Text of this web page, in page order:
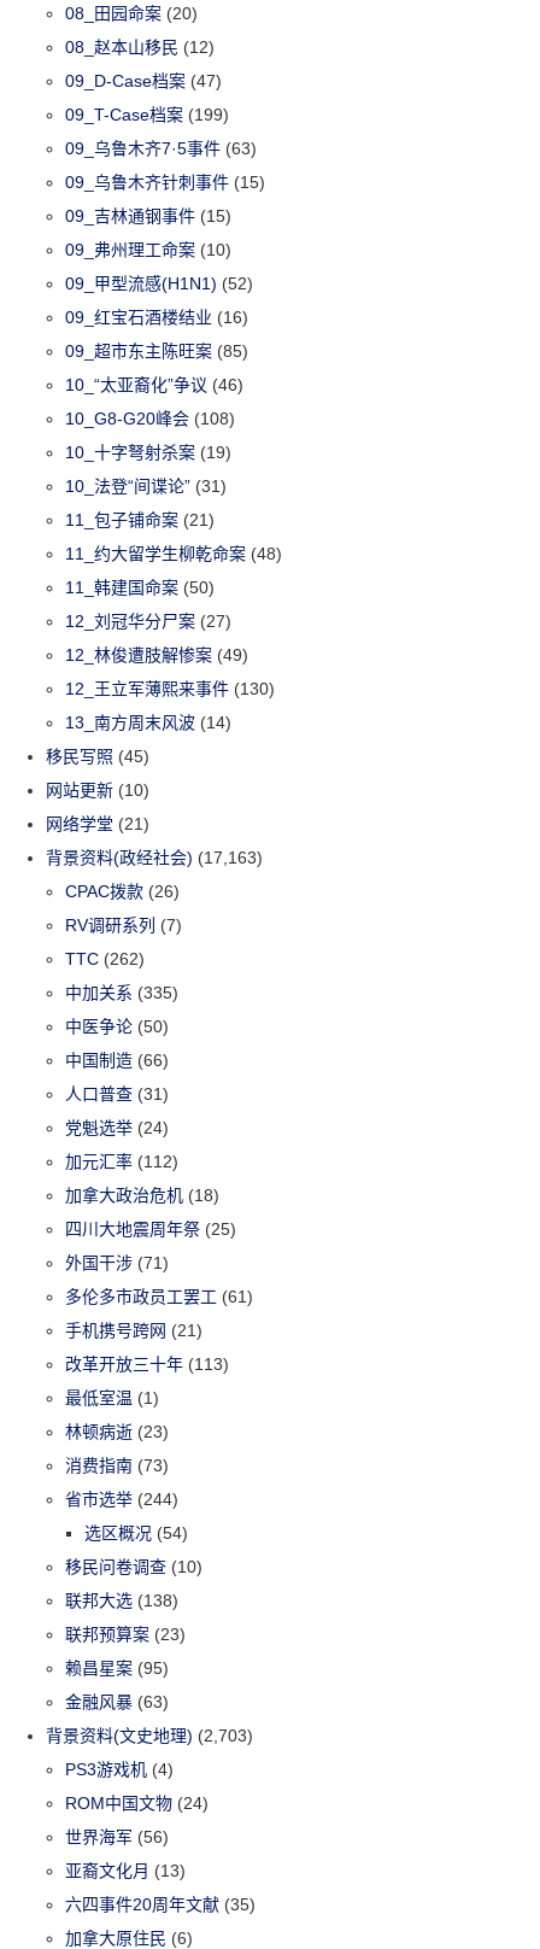
08_田园命案 (20)
08_赵本山移民 (12)
09_D-Case档案 (47)
09_T-Case档案 (199)
09_乌鲁木齐7·5事件 (63)
09_乌鲁木齐针刺事件 (15)
09_吉林通钢事件 (15)
09_弗州理工命案 (10)
09_甲型流感(H1N1) (52)
09_红宝石酒楼结业 (16)
09_超市东主陈旺案 (85)
10_“太亚裔化”争议 (46)
10_G8-G20峰会 (108)
10_十字弩射杀案 (19)
10_法登“间谍论” (31)
11_包子铺命案 (21)
11_约大留学生柳乾命案 (48)
11_韩建国命案 (50)
12_刘冠华分尸案 (27)
12_林俊遭肢解惨案 (49)
12_王立军薄熙来事件 (130)
13_南方周末风波 (14)
移民写照 (45)
网站更新 (10)
网络学堂 (21)
背景资料(政经社会) (17,163)
CPAC拨款 (26)
RV调研系列 (7)
TTC (262)
中加关系 (335)
中医争论 (50)
中国制造 (66)
人口普查 (31)
党魁选举 (24)
加元汇率 (112)
加拿大政治危机 (18)
四川大地震周年祭 (25)
外国干涉 (71)
多伦多市政员工罢工 (61)
手机携号跨网 (21)
改革开放三十年 (113)
最低室温 (1)
林顿病逝 (23)
消费指南 (73)
省市选举 (244)
选区概况 (54)
移民问卷调查 (10)
联邦大选 (138)
联邦预算案 (23)
赖昌星案 (95)
金融风暴 (63)
背景资料(文史地理) (2,703)
PS3游戏机 (4)
ROM中国文物 (24)
世界海军 (56)
亚裔文化月 (13)
六四事件20周年文献 (35)
加拿大原住民 (6)